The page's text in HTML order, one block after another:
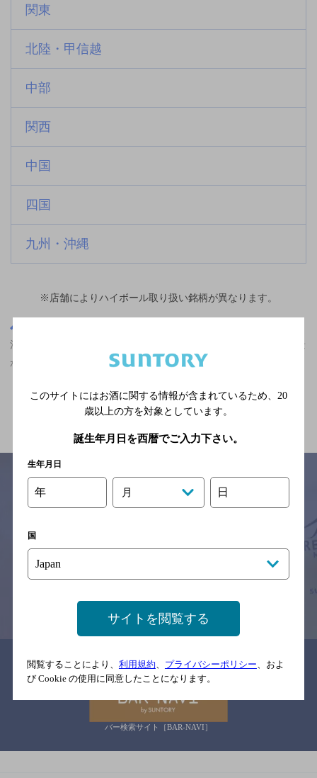
関東
北陸・甲信越
中部
関西
中国
四国
九州・沖縄
※店舗によりハイボール取り扱い銘柄が異なります。
池袋駅(東京都)周辺500m,居酒屋,マスターズドリームが飲める,夜景
が楽しめる,飲み放題ありの神泡達人店
関連ページ
※それぞれのお店のメニューや営業時間などの掲載情報については、
予告なしに変更されることがありますので、
念のためお店にご確認の上ご来店くださいますようお願い申し上げま
情報提供：ぐるなび
関連リンク
バー検索サイト［BAR-NAVI］
このサイトにはお酒に関する情報が含まれているため、 20
歳以上の方を対象としています。
誕生年月日を西暦でご入力下さい。
生年月日
年 月 日
国
サイトを閲覧する
閲覧することにより、 利用規約、 プライバシーポリシー、およ
び Cookie の使用に同意したことになります。